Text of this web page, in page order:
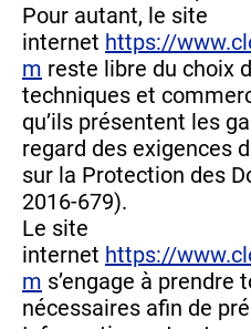
Pour autant, le site
internet https://
m reste libre du choix
techniques et
qu’ils présentent les
regard des exigences
sur la Protection des
2016-679).
Le site
internet https://
m s’engage à
nécessaires afin de